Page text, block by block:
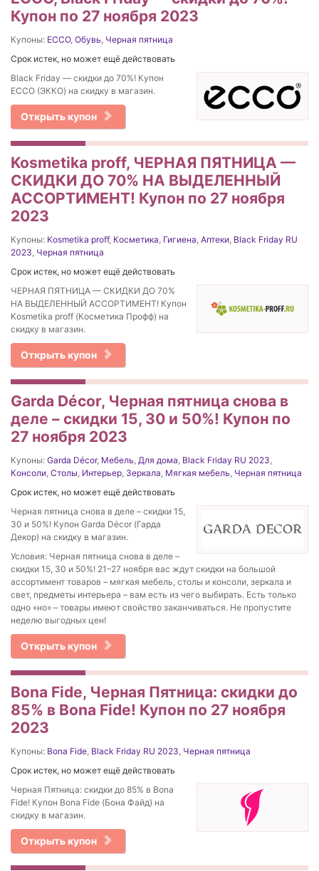
Купон по 27 ноября 2023
Купоны: ECCO, Обувь, Черная пятница
Срок истек, но может ещё действовать
Black Friday — скидки до 70%! Купон
ECCO (ЭККО) на скидку в магазин.
Открыть купон
Kosmetika proff, ЧЕРНАЯ ПЯТНИЦА —
СКИДКИ ДО 70% НА ВЫДЕЛЕННЫЙ
АССОРТИМЕНТ! Купон по 27 ноября
2023
Купоны: Kosmetika proff, Косметика, Гигиена, Аптеки, Black Friday RU
2023, Черная пятница
Срок истек, но может ещё действовать
ЧЕРНАЯ ПЯТНИЦА — СКИДКИ ДО 70%
НА ВЫДЕЛЕННЫЙ АССОРТИМЕНТ! Купон
Kosmetika proff (Косметика Профф) на
скидку в магазин.
Открыть купон
Garda Décor, Черная пятница снова в
деле – скидки 15, 30 и 50%! Купон по
27 ноября 2023
Купоны: Garda Décor, Мебель, Для дома, Black Friday RU 2023,
Консоли, Столы, Интерьер, Зеркала, Мягкая мебель, Черная пятница
Срок истек, но может ещё действовать
Черная пятница снова в деле – скидки 15,
30 и 50%! Купон Garda Décor (Гарда
Декор) на скидку в магазин.
Условия: Черная пятница снова в деле –
скидки 15, 30 и 50%! 21–27 ноября вас ждут скидки на большой
ассортимент товаров – мягкая мебель, столы и консоли, зеркала и
свет, предметы интерьера – вам есть из чего выбирать. Есть только
одно «но» – товары имеют свойство заканчиваться. Не пропустите
неделю выгодных цен!
Открыть купон
Bona Fide, Черная Пятница: скидки до
85% в Bona Fide! Купон по 27 ноября
2023
Купоны: Bona Fide, Black Friday RU 2023, Черная пятница
Срок истек, но может ещё действовать
Черная Пятница: скидки до 85% в Bona
Fide! Купон Bona Fide (Бона Файд) на
скидку в магазин.
Открыть купон